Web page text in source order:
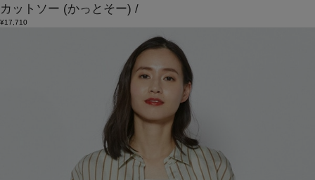
カットソー (かっとそー) /
¥17,710